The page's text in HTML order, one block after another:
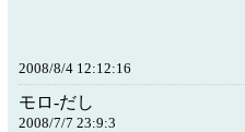
〃
2008/8/4 12:12:16
モロ-だし
2008/7/7 23:9:3